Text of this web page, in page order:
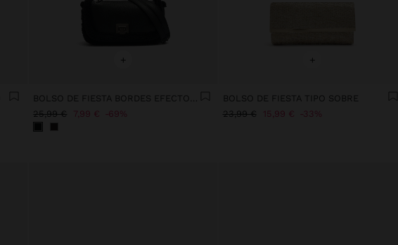
+
25,99 € 7,99 € 69%
+
BOLSO DE FIESTA TIPO SOBRE
23,99 € 15,99 € 33%